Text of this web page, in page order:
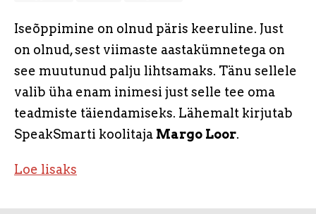
Iseõppimine on olnud päris keeruline. Just
on olnud, sest viimaste aastakümnetega on
see muutunud palju lihtsamaks. Tänu sellele
valib üha enam inimesi just selle tee oma
teadmiste täiendamiseks. Lähemalt kirjutab
SpeakSmarti koolitaja Margo Loor.
Loe lisaks